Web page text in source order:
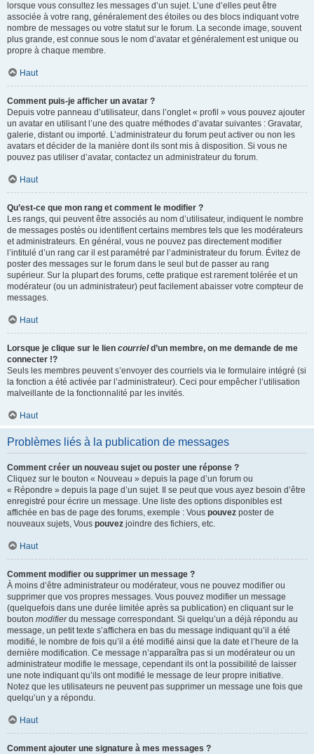
lorsque vous consultez les messages d’un sujet. L’une d’elles peut être
associée à votre rang, généralement des étoiles ou des blocs indiquant votre
nombre de messages ou votre statut sur le forum. La seconde image, souvent
plus grande, est connue sous le nom d’avatar et généralement est unique ou
propre à chaque membre.
Haut
Comment puis-je afficher un avatar ?
Depuis votre panneau d’utilisateur, dans l’onglet « profil » vous pouvez ajouter
un avatar en utilisant l’une des quatre méthodes d’avatar suivantes : Gravatar,
galerie, distant ou importé. L’administrateur du forum peut activer ou non les
avatars et décider de la manière dont ils sont mis à disposition. Si vous ne
pouvez pas utiliser d’avatar, contactez un administrateur du forum.
Haut
Qu’est-ce que mon rang et comment le modifier ?
Les rangs, qui peuvent être associés au nom d’utilisateur, indiquent le nombre
de messages postés ou identifient certains membres tels que les modérateurs
et administrateurs. En général, vous ne pouvez pas directement modifier
l’intitulé d’un rang car il est paramétré par l’administrateur du forum. Évitez de
poster des messages sur le forum dans le seul but de passer au rang
supérieur. Sur la plupart des forums, cette pratique est rarement tolérée et un
modérateur (ou un administrateur) peut facilement abaisser votre compteur de
messages.
Haut
Lorsque je clique sur le lien courrield’un membre, on me demande de me
connecter !?
Seuls les membres peuvent s’envoyer des courriels via le formulaire intégré (si
la fonction a été activée par l’administrateur). Ceci pour empêcher l’utilisation
malveillante de la fonctionnalité par les invités.
Haut
Problèmes liés à la publication de messages
Comment créer un nouveau sujet ou poster une réponse ?
Cliquez sur le bouton « Nouveau » depuis la page d’un forum ou
« Répondre » depuis la page d’un sujet. Il se peut que vous ayez besoin d’être
enregistré pour écrire un message. Une liste des options disponibles est
affichée en bas de page des forums, exemple : Vous pouvez poster de
nouveaux sujets, Vous pouvez joindre des fichiers, etc.
Haut
Comment modifier ou supprimer un message ?
À moins d’être administrateur ou modérateur, vous ne pouvez modifier ou
supprimer que vos propres messages. Vous pouvez modifier un message
(quelquefois dans une durée limitée après sa publication) en cliquant sur le
bouton modifierdu message correspondant. Si quelqu’un a déjà répondu au
message, un petit texte s’affichera en bas du message indiquant qu’il a été
modifié, le nombre de fois qu’il a été modifié ainsi que la date et l’heure de la
dernière modification. Ce message n’apparaîtra pas si un modérateur ou un
administrateur modifie le message, cependant ils ont la possibilité de laisser
une note indiquant qu’ils ont modifié le message de leur propre initiative.
Notez que les utilisateurs ne peuvent pas supprimer un message une fois que
quelqu’un y a répondu.
Haut
Comment ajouter une signature à mes messages ?